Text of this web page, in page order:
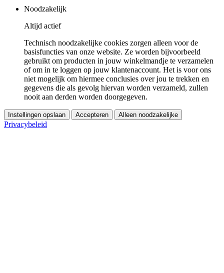
Noodzakelijk
Altijd actief
Technisch noodzakelijke cookies zorgen alleen voor de
basisfuncties van onze website. Ze worden bijvoorbeeld
gebruikt om producten in jouw winkelmandje te verzamelen
of om in te loggen op jouw klantenaccount. Het is voor ons
niet mogelijk om hiermee conclusies over jou te trekken en
gegevens die als gevolg hiervan worden verzameld, zullen
nooit aan derden worden doorgegeven.
Instellingen opslaan Accepteren Alleen noodzakelijke
Privacybeleid